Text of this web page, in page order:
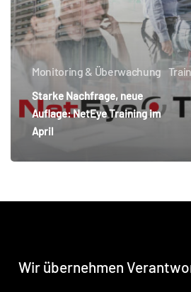
April
Monitoring & Überwachung
Starke Nachfrage, neue
Auflage: NetEye Training im
April
Wir übernehmen